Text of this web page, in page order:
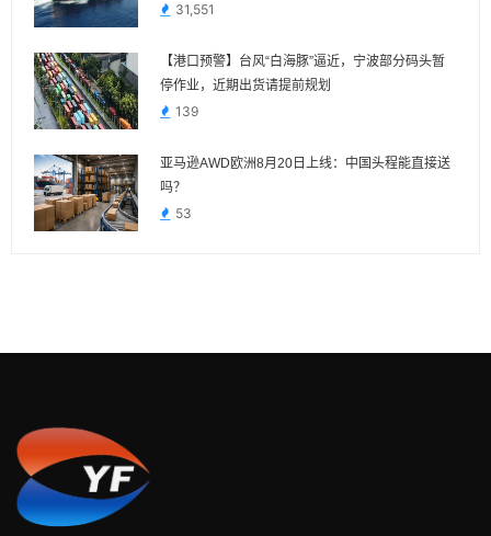
31,551
【港口预警】台风“白海豚”逼近，宁波部分码头暂
停作业，近期出货请提前规划
139
亚马逊AWD欧洲8月20日上线：中国头程能直接送
吗？
53